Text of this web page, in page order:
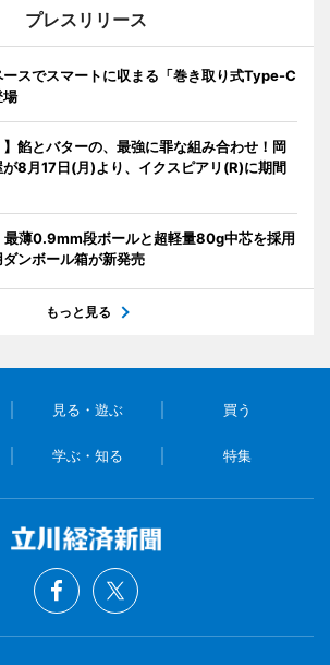
プレスリリース
ースでスマートに収まる「巻き取り式Type-C
場
】餡とバターの、最強に罪な組み合わせ！岡
8月17日(月)より、イクスピアリ(R)に期間
最薄0.9mm段ボールと超軽量80g中芯を採用
ンボール箱が新発売
もっと見る
見る・遊ぶ 買う
学ぶ・知る 特集